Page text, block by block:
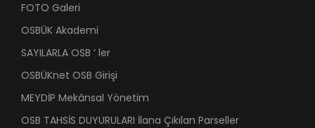
FOTO Galeri
OSBÜK Akademi
SAYILARLA OSB ’ ler
OSBÜKnet OSB Girişi
MEYDİP Mekânsal Yönetim
OSB TAHSİS DUYURULARI İlana Çıkılan Parseller